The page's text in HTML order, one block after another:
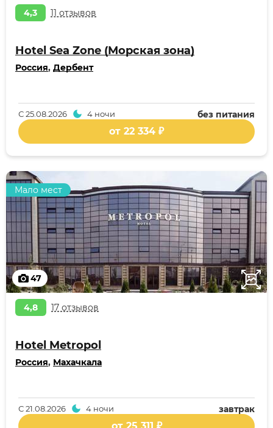
4,3 11 отзывов
Hotel Sea Zone (Морская зона)
Россия, Дербент
без питания
С25.08.2026 4 ночи
от 22 334 ₽
47
Мало мест
4,8 17 отзывов
Hotel Metropol
Россия, Махачкала
завтрак
С21.08.2026 4 ночи